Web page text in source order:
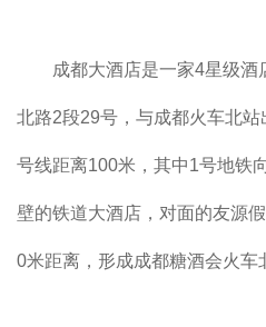
成都大酒店是一家4星级
北路2段29号，与成都火车北
号线距离100米，其中1号地铁
壁的铁道大酒店，对面的友源
0米距离，形成成都糖酒会火车